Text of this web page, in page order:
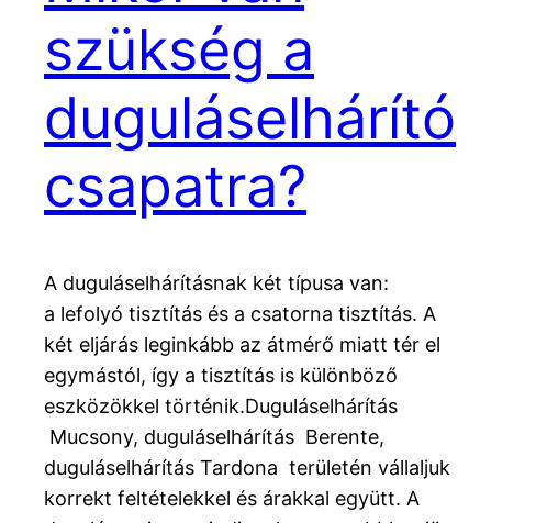
szükség a
duguláselhárító
csapatra?
A duguláselhárításnak két típusa van:
a lefolyó tisztítás és a csatorna tisztítás. A
két eljárás leginkább az átmérő miatt tér el
egymástól, így a tisztítás is különböző
eszközökkel történik.Duguláselhárítás
Mucsony, duguláselhárítás Berente,
duguláselhárítás Tardona területén vállaljuk
korrekt feltételekkel és árakkal együtt. A